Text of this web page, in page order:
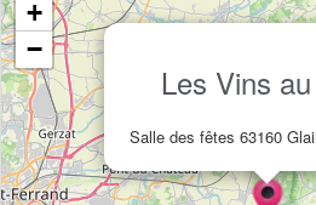
Les Vins
Salle des fêtes 63160
+
−